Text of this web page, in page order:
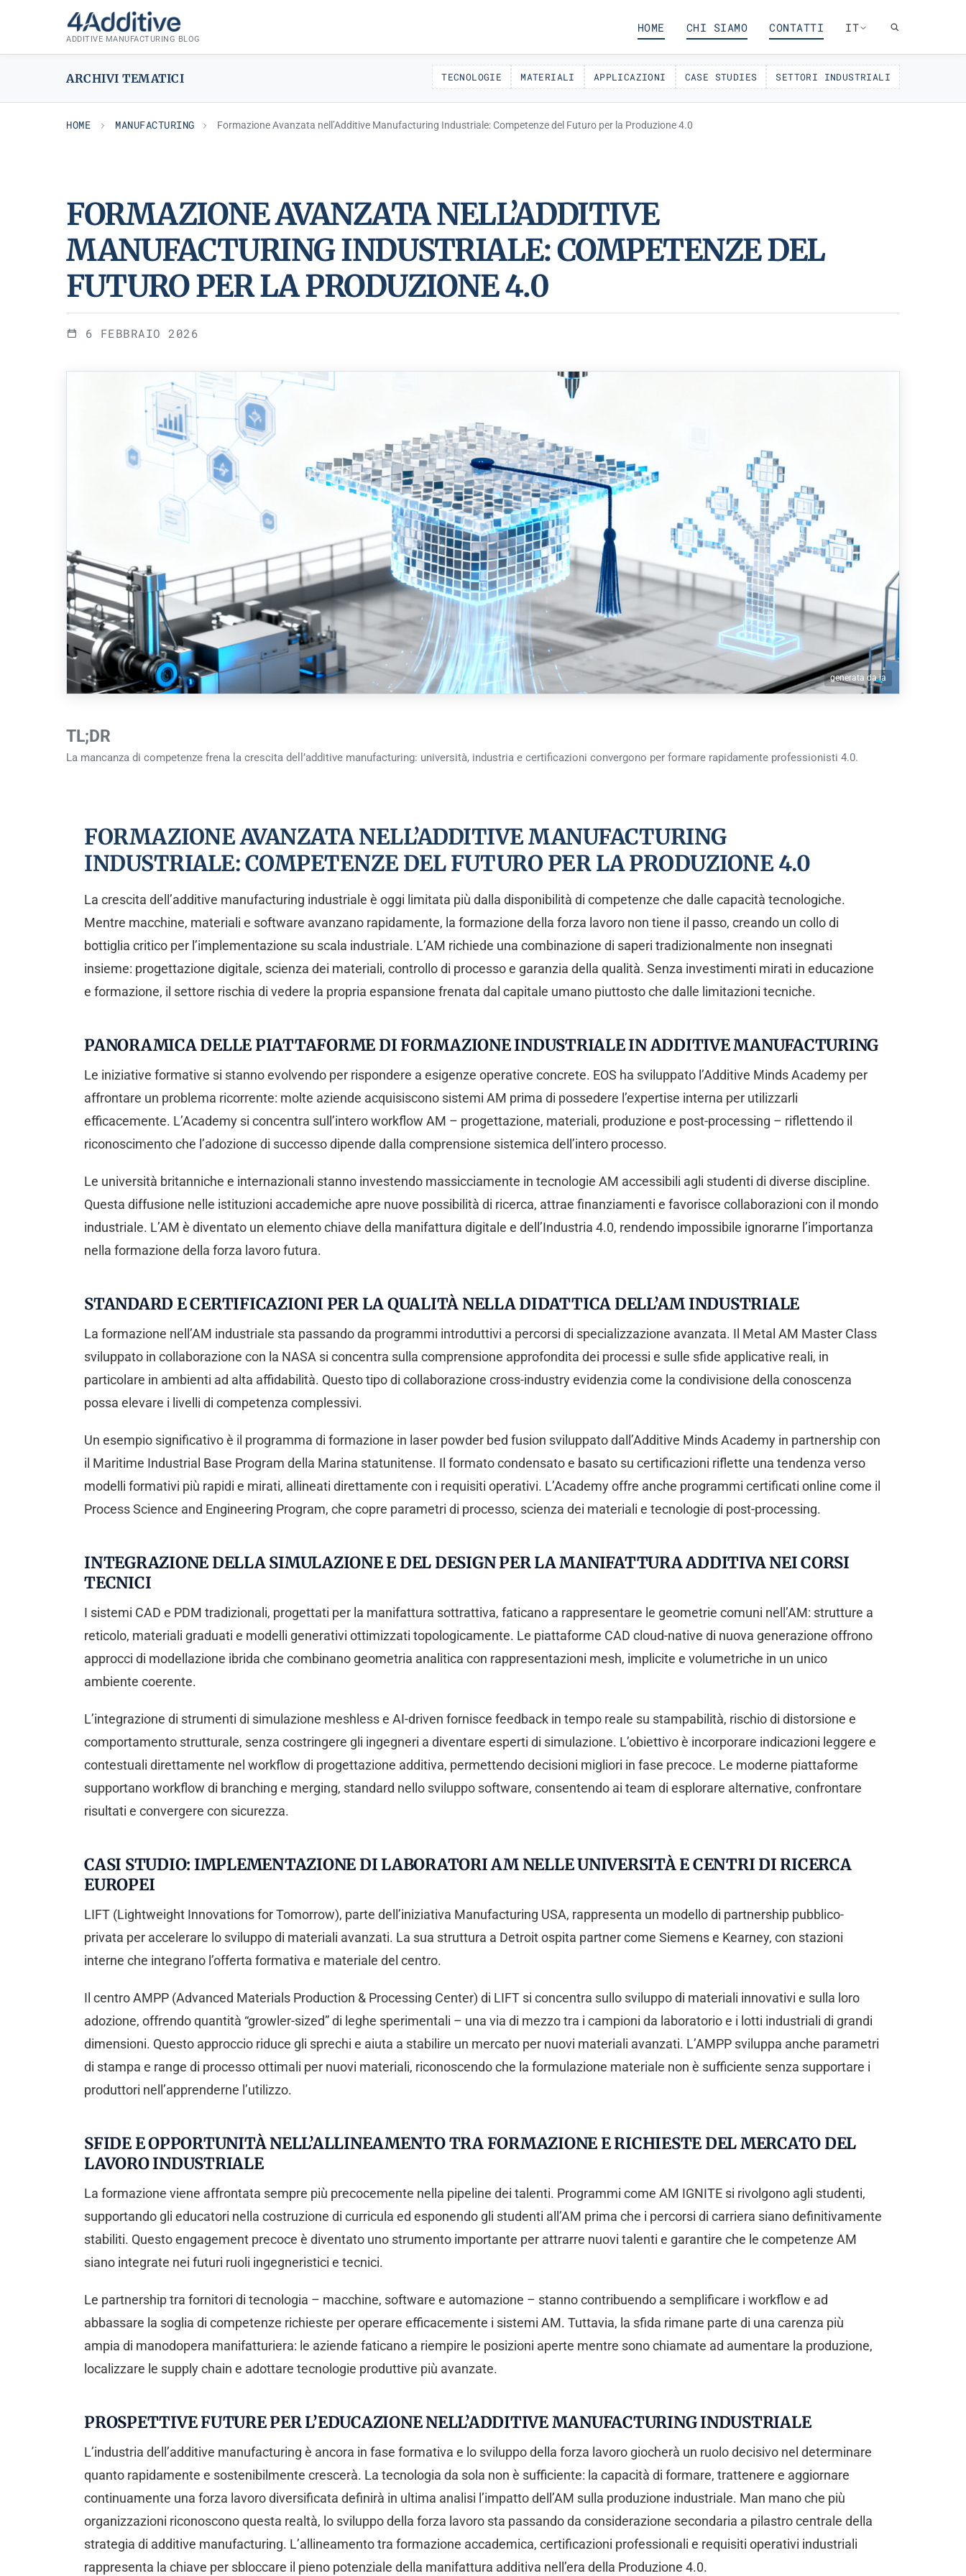
ADDITIVE MANUFACTURING BLOG
HOME CHI SIAMO CONTATTI IT
ARCHIVI TEMATICI TECNOLOGIE MATERIALI APPLICAZIONI CASE STUDIES SETTORI INDUSTRIALI
HOME MANUFACTURING Formazione Avanzata nell’Additive Manufacturing Industriale: Competenze del Futuro per la Produzione 4.0
MANUFACTURING
FORMAZIONE AVANZATA NELL’ADDITIVE
MANUFACTURING INDUSTRIALE: COMPETENZE DEL
FUTURO PER LA PRODUZIONE 4.0
6 FEBBRAIO 2026
generata da ia
TL;DR
La mancanza di competenze frena la crescita dell’additive manufacturing: università, industria e certificazioni convergono per formare rapidamente professionisti 4.0.
FORMAZIONE AVANZATA NELL’ADDITIVE MANUFACTURING
INDUSTRIALE: COMPETENZE DEL FUTURO PER LA PRODUZIONE 4.0
La crescita dell’additive manufacturing industriale è oggi limitata più dalla disponibilità di competenze che dalle capacità tecnologiche.
Mentre macchine, materiali e software avanzano rapidamente, la formazione della forza lavoro non tiene il passo, creando un collo di
bottiglia critico per l’implementazione su scala industriale. L’AM richiede una combinazione di saperi tradizionalmente non insegnati
insieme: progettazione digitale, scienza dei materiali, controllo di processo e garanzia della qualità. Senza investimenti mirati in educazione
e formazione, il settore rischia di vedere la propria espansione frenata dal capitale umano piuttosto che dalle limitazioni tecniche.
PANORAMICA DELLE PIATTAFORME DI FORMAZIONE INDUSTRIALE IN ADDITIVE MANUFACTURING
Le iniziative formative si stanno evolvendo per rispondere a esigenze operative concrete. EOS ha sviluppato l’Additive Minds Academy per
affrontare un problema ricorrente: molte aziende acquisiscono sistemi AM prima di possedere l’expertise interna per utilizzarli
efficacemente. L’Academy si concentra sull’intero workflow AM – progettazione, materiali, produzione e post-processing – riflettendo il
riconoscimento che l’adozione di successo dipende dalla comprensione sistemica dell’intero processo.
Le università britanniche e internazionali stanno investendo massicciamente in tecnologie AM accessibili agli studenti di diverse discipline.
Questa diffusione nelle istituzioni accademiche apre nuove possibilità di ricerca, attrae finanziamenti e favorisce collaborazioni con il mondo
industriale. L’AM è diventato un elemento chiave della manifattura digitale e dell’Industria 4.0, rendendo impossibile ignorarne l’importanza
nella formazione della forza lavoro futura.
STANDARD E CERTIFICAZIONI PER LA QUALITÀ NELLA DIDATTICA DELL’AM INDUSTRIALE
La formazione nell’AM industriale sta passando da programmi introduttivi a percorsi di specializzazione avanzata. Il Metal AM Master Class
sviluppato in collaborazione con la NASA si concentra sulla comprensione approfondita dei processi e sulle sfide applicative reali, in
particolare in ambienti ad alta affidabilità. Questo tipo di collaborazione cross-industry evidenzia come la condivisione della conoscenza
possa elevare i livelli di competenza complessivi.
Un esempio significativo è il programma di formazione in laser powder bed fusion sviluppato dall’Additive Minds Academy in partnership con
il Maritime Industrial Base Program della Marina statunitense. Il formato condensato e basato su certificazioni riflette una tendenza verso
modelli formativi più rapidi e mirati, allineati direttamente con i requisiti operativi. L’Academy offre anche programmi certificati online come il
Process Science and Engineering Program, che copre parametri di processo, scienza dei materiali e tecnologie di post-processing.
INTEGRAZIONE DELLA SIMULAZIONE E DEL DESIGN PER LA MANIFATTURA ADDITIVA NEI CORSI
TECNICI
I sistemi CAD e PDM tradizionali, progettati per la manifattura sottrattiva, faticano a rappresentare le geometrie comuni nell’AM: strutture a
reticolo, materiali graduati e modelli generativi ottimizzati topologicamente. Le piattaforme CAD cloud-native di nuova generazione offrono
approcci di modellazione ibrida che combinano geometria analitica con rappresentazioni mesh, implicite e volumetriche in un unico
ambiente coerente.
L’integrazione di strumenti di simulazione meshless e AI-driven fornisce feedback in tempo reale su stampabilità, rischio di distorsione e
comportamento strutturale, senza costringere gli ingegneri a diventare esperti di simulazione. L’obiettivo è incorporare indicazioni leggere e
contestuali direttamente nel workflow di progettazione additiva, permettendo decisioni migliori in fase precoce. Le moderne piattaforme
supportano workflow di branching e merging, standard nello sviluppo software, consentendo ai team di esplorare alternative, confrontare
risultati e convergere con sicurezza.
CASI STUDIO: IMPLEMENTAZIONE DI LABORATORI AM NELLE UNIVERSITÀ E CENTRI DI RICERCA
EUROPEI
LIFT (Lightweight Innovations for Tomorrow), parte dell’iniziativa Manufacturing USA, rappresenta un modello di partnership pubblico-
privata per accelerare lo sviluppo di materiali avanzati. La sua struttura a Detroit ospita partner come Siemens e Kearney, con stazioni
interne che integrano l’offerta formativa e materiale del centro.
Il centro AMPP (Advanced Materials Production & Processing Center) di LIFT si concentra sullo sviluppo di materiali innovativi e sulla loro
adozione, offrendo quantità “growler-sized” di leghe sperimentali – una via di mezzo tra i campioni da laboratorio e i lotti industriali di grandi
dimensioni. Questo approccio riduce gli sprechi e aiuta a stabilire un mercato per nuovi materiali avanzati. L’AMPP sviluppa anche parametri
di stampa e range di processo ottimali per nuovi materiali, riconoscendo che la formulazione materiale non è sufficiente senza supportare i
produttori nell’apprenderne l’utilizzo.
SFIDE E OPPORTUNITÀ NELL’ALLINEAMENTO TRA FORMAZIONE E RICHIESTE DEL MERCATO DEL
LAVORO INDUSTRIALE
La formazione viene affrontata sempre più precocemente nella pipeline dei talenti. Programmi come AM IGNITE si rivolgono agli studenti,
supportando gli educatori nella costruzione di curricula ed esponendo gli studenti all’AM prima che i percorsi di carriera siano definitivamente
stabiliti. Questo engagement precoce è diventato uno strumento importante per attrarre nuovi talenti e garantire che le competenze AM
siano integrate nei futuri ruoli ingegneristici e tecnici.
Le partnership tra fornitori di tecnologia – macchine, software e automazione – stanno contribuendo a semplificare i workflow e ad
abbassare la soglia di competenze richieste per operare efficacemente i sistemi AM. Tuttavia, la sfida rimane parte di una carenza più
ampia di manodopera manifatturiera: le aziende faticano a riempire le posizioni aperte mentre sono chiamate ad aumentare la produzione,
localizzare le supply chain e adottare tecnologie produttive più avanzate.
PROSPETTIVE FUTURE PER L’EDUCAZIONE NELL’ADDITIVE MANUFACTURING INDUSTRIALE
L’industria dell’additive manufacturing è ancora in fase formativa e lo sviluppo della forza lavoro giocherà un ruolo decisivo nel determinare
quanto rapidamente e sostenibilmente crescerà. La tecnologia da sola non è sufficiente: la capacità di formare, trattenere e aggiornare
continuamente una forza lavoro diversificata definirà in ultima analisi l’impatto dell’AM sulla produzione industriale. Man mano che più
organizzazioni riconoscono questa realtà, lo sviluppo della forza lavoro sta passando da considerazione secondaria a pilastro centrale della
strategia di additive manufacturing. L’allineamento tra formazione accademica, certificazioni professionali e requisiti operativi industriali
rappresenta la chiave per sbloccare il pieno potenziale della manifattura additiva nell’era della Produzione 4.0.